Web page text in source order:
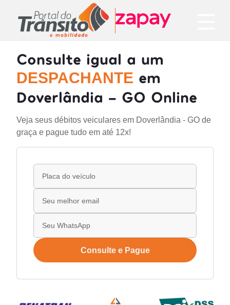
Consulte igual a um
DESPACHANTE em
Doverlândia - GO Online
Veja seus débitos veiculares em Doverlândia - GO de
graça e pague tudo em até 12x!
Consulte e Pague